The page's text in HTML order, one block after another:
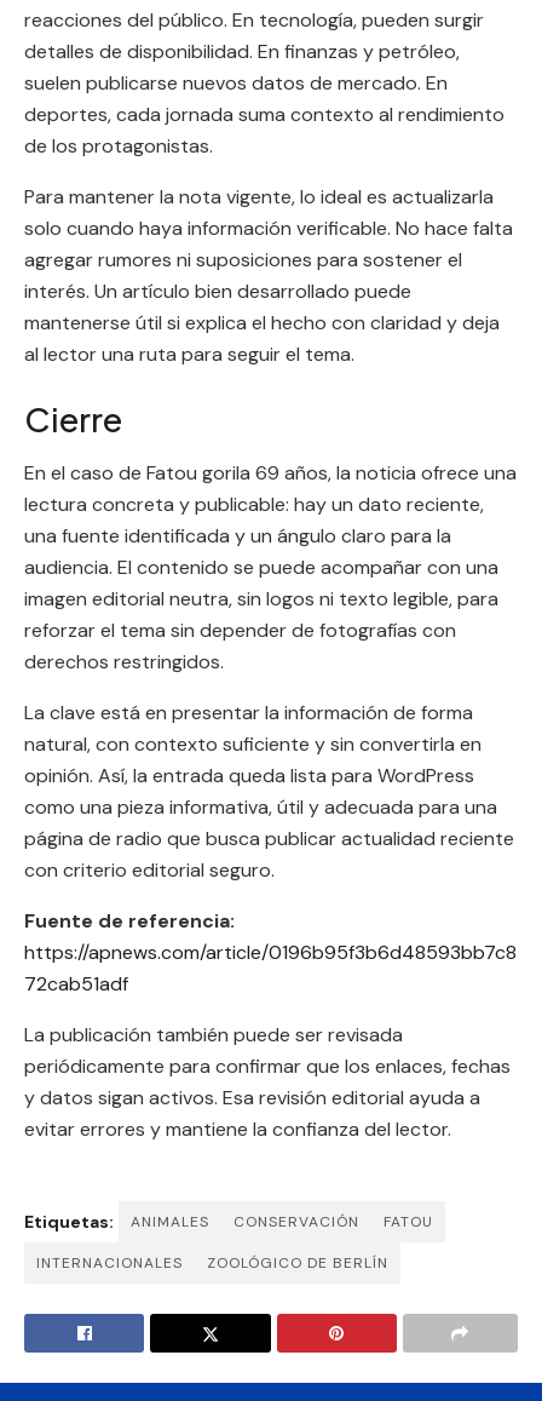
reacciones del público. En tecnología, pueden surgir
detalles de disponibilidad. En finanzas y petróleo,
suelen publicarse nuevos datos de mercado. En
deportes, cada jornada suma contexto al rendimiento
de los protagonistas.
Para mantener la nota vigente, lo ideal es actualizarla
solo cuando haya información verificable. No hace falta
agregar rumores ni suposiciones para sostener el
interés. Un artículo bien desarrollado puede
mantenerse útil si explica el hecho con claridad y deja
al lector una ruta para seguir el tema.
Cierre
En el caso de Fatou gorila 69 años, la noticia ofrece una
lectura concreta y publicable: hay un dato reciente,
una fuente identificada y un ángulo claro para la
audiencia. El contenido se puede acompañar con una
imagen editorial neutra, sin logos ni texto legible, para
reforzar el tema sin depender de fotografías con
derechos restringidos.
La clave está en presentar la información de forma
natural, con contexto suficiente y sin convertirla en
opinión. Así, la entrada queda lista para WordPress
como una pieza informativa, útil y adecuada para una
página de radio que busca publicar actualidad reciente
con criterio editorial seguro.
Fuente de referencia:
https://apnews.com/article/0196b95f3b6d48593bb7c8
72cab51adf
La publicación también puede ser revisada
periódicamente para confirmar que los enlaces, fechas
y datos sigan activos. Esa revisión editorial ayuda a
evitar errores y mantiene la confianza del lector.
Etiquetas: ANIMALES CONSERVACIÓN FATOU
INTERNACIONALES ZOOLÓGICO DE BERLÍN